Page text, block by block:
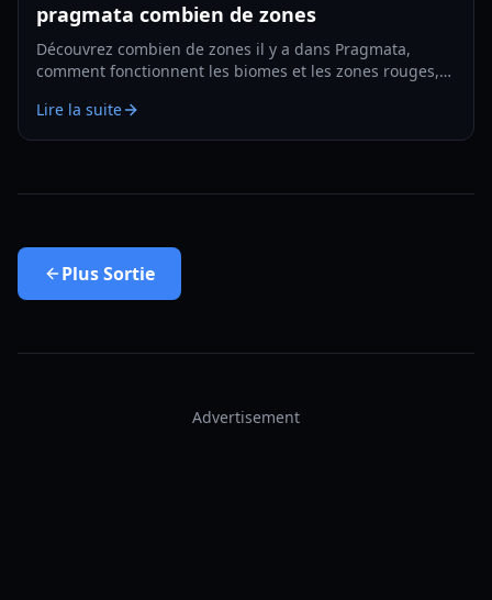
pragmata combien de zones
Découvrez combien de zones il y a dans Pragmata,
comment fonctionnent les biomes et les zones rouges,
améliorations efficaces en 2026.
Lire la suite
PlusSortie
Advertisement